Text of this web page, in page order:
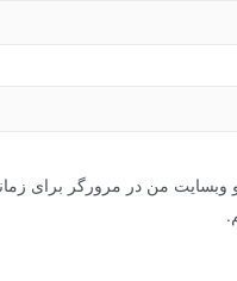
و وبسایت من در مرورگر برای